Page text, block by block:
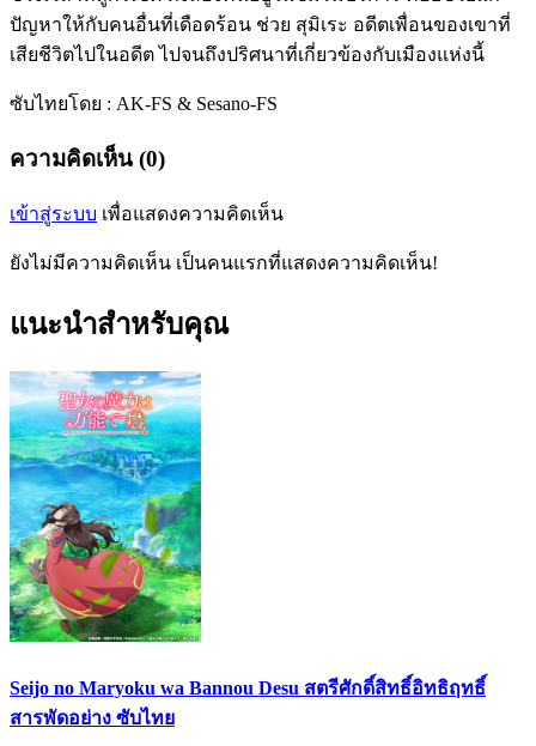
ปัญหาให้กับคนอื่นที่เดือดร้อน ช่วย สุมิเระ อดีตเพื่อนของเขาที่
เสียชีวิตไปในอดีต ไปจนถึงปริศนาที่เกี่ยวข้องกับเมืองแห่งนี้
ซับไทยโดย : AK-FS & Sesano-FS
ความคิดเห็น (0)
เข้าสู่ระบบ เพื่อแสดงความคิดเห็น
ยังไม่มีความคิดเห็น เป็นคนแรกที่แสดงความคิดเห็น!
แนะนำสำหรับคุณ
Seijo no Maryoku wa Bannou Desu สตรีศักดิ์สิทธิ์อิทธิฤทธิ์
สารพัดอย่าง ซับไทย